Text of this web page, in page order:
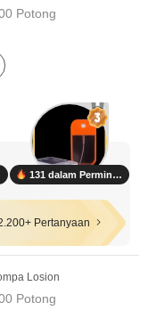
Potong
131 dalam Permintaan
Pertanyaan
Losion
Potong